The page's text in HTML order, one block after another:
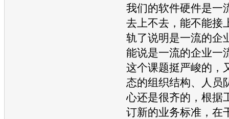
我们的软件硬件是一
去上不去，能不能接
轨了说明是一流的企
能说是一流的企业一
这个课题挺严峻的，
态的组织结构、人员
心还是很齐的，根据
订新的业务标准，在